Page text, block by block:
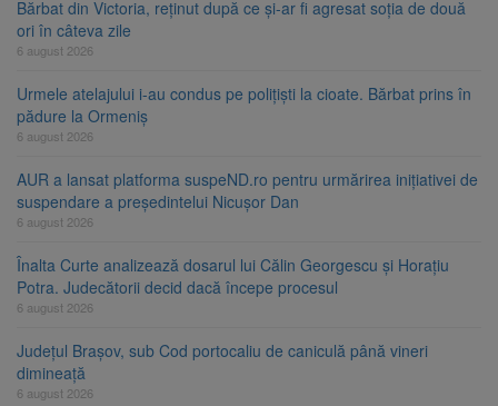
Bărbat din Victoria, reținut după ce și-ar fi agresat soția de două
ori în câteva zile
6 august 2026
Urmele atelajului i-au condus pe polițiști la cioate. Bărbat prins în
pădure la Ormeniș
6 august 2026
AUR a lansat platforma suspeND.ro pentru urmărirea inițiativei de
suspendare a președintelui Nicușor Dan
6 august 2026
Înalta Curte analizează dosarul lui Călin Georgescu și Horațiu
Potra. Judecătorii decid dacă începe procesul
6 august 2026
Județul Brașov, sub Cod portocaliu de caniculă până vineri
dimineață
6 august 2026